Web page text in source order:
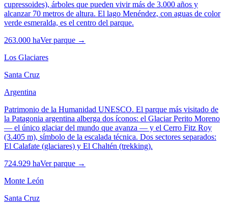
cupressoides), árboles que pueden vivir más de 3.000 años y
alcanzar 70 metros de altura. El lago Menéndez, con aguas de color
verde esmeralda, es el centro del parque.
263.000 haVer parque →
Los Glaciares
Santa Cruz
Argentina
Patrimonio de la Humanidad UNESCO. El parque más visitado de
la Patagonia argentina alberga dos íconos: el Glaciar Perito Moreno
— el único glaciar del mundo que avanza — y el Cerro Fitz Roy
(3.405 m), símbolo de la escalada técnica. Dos sectores separados:
El Calafate (glaciares) y El Chaltén (trekking).
724.929 haVer parque →
Monte León
Santa Cruz